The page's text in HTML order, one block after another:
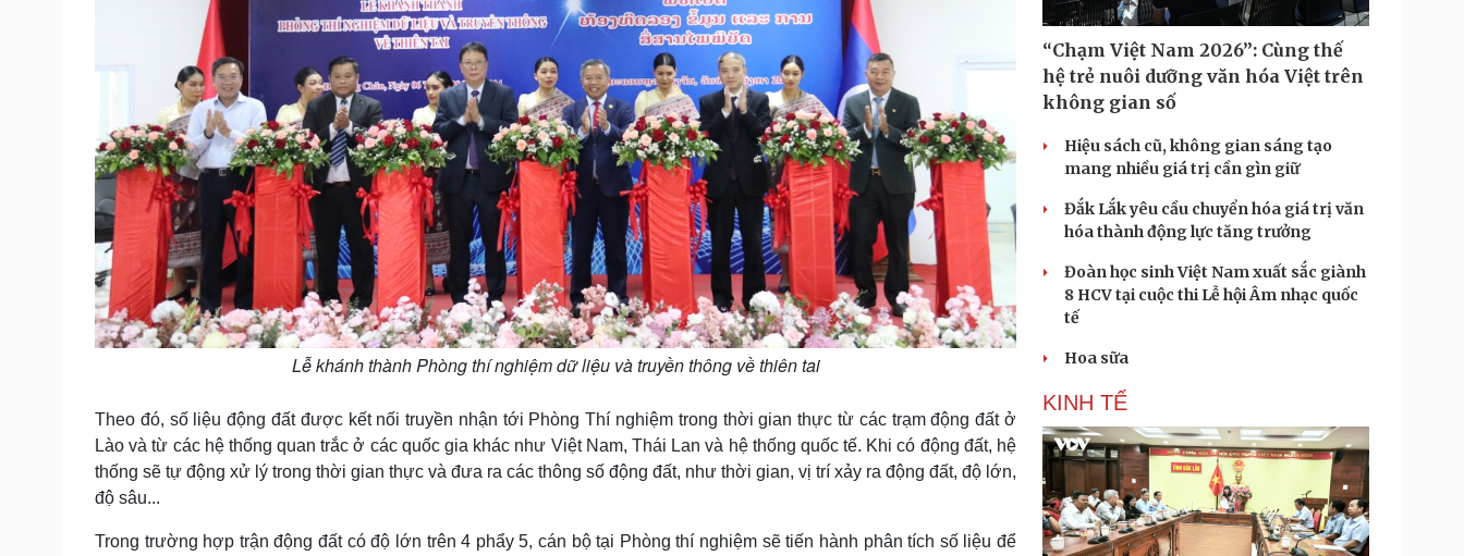
Lễ khánh thành Phòng thí nghiệm dữ liệu và truyền thông về thiên tai
Theo đó, số liệu động đất được kết nối truyền nhận tới Phòng Thí nghiệm trong thời gian thực từ các trạm động đất ở
Lào và từ các hệ thống quan trắc ở các quốc gia khác như Việt Nam, Thái Lan và hệ thống quốc tế. Khi có động đất, hệ
thống sẽ tự động xử lý trong thời gian thực và đưa ra các thông số động đất, như thời gian, vị trí xảy ra động đất, độ lớn,
độ sâu...
Trong trường hợp trận động đất có độ lớn trên 4 phẩy 5, cán bộ tại Phòng thí nghiệm sẽ tiến hành phân tích số liệu để
“Chạm Việt Nam 2026”: Cùng thế
hệ trẻ nuôi dưỡng văn hóa Việt trên
không gian số
Hiệu sách cũ, không gian sáng tạo
mang nhiều giá trị cần gìn giữ
Đắk Lắk yêu cầu chuyển hóa giá trị văn
hóa thành động lực tăng trưởng
Đoàn học sinh Việt Nam xuất sắc giành
8 HCV tại cuộc thi Lễ hội Âm nhạc quốc
tế
Hoa sữa
KINH TẾ